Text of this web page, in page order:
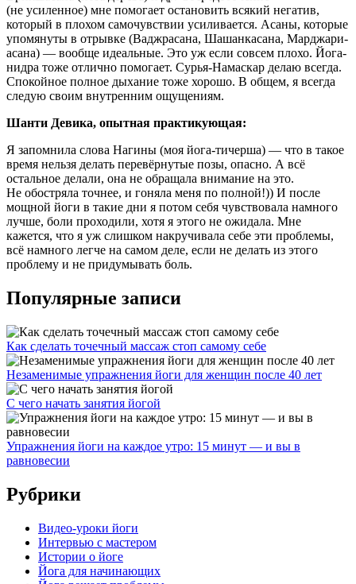
(не усиленное) мне помогает остановить всякий негатив,
который в плохом самочувствии усиливается. Асаны, которые
упомянуты в отрывке (Ваджрасана, Шашанкасана, Марджари-
асана) — вообще идеальные. Это уж если совсем плохо. Йога-
нидра тоже отлично помогает. Сурья-Намаскар делаю всегда.
Спокойное полное дыхание тоже хорошо. В общем, я всегда
следую своим внутренним ощущениям.
Шанти Девика, опытная практикующая:
Я запомнила слова Нагины (моя йога-тичерша) — что в такое
время нельзя делать перевёрнутые позы, опасно. А всё
остальное делали, она не обращала внимание на это.
Не обостряла точнее, и гоняла меня по полной!)) И после
мощной йоги в такие дни я потом себя чувствовала намного
лучше, боли проходили, хотя я этого не ожидала. Мне
кажется, что я уж слишком накручивала себе эти проблемы,
всё намного легче на самом деле, если не делать из этого
проблему и не придумывать боль.
Популярные записи
Как сделать точечный массаж стоп самому себе
Незаменимые упражнения йоги для женщин после 40 лет
С чего начать занятия йогой
Упражнения йоги на каждое утро: 15 минут — и вы в
равновесии
Рубрики
Видео-уроки йоги
Интервью с мастером
Истории о йоге
Йога для начинающих